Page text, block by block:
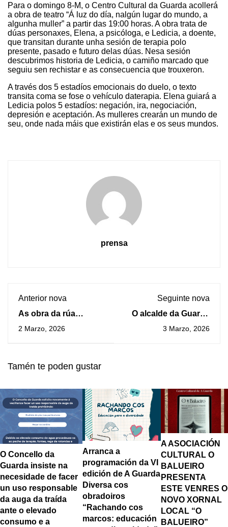
Para o domingo 8-M, o Centro Cultural da Guarda acollerá
a obra de teatro “Á luz do día, nalgún lugar do mundo, a
algunha muller” a partir das 19:00 horas. A obra trata de
dúas personaxes, Elena, a psicóloga, e Ledicia, a doente,
que transitan durante unha sesión de terapia polo
presente, pasado e futuro delas dúas. Nesa sesión
descubrimos historia de Ledicia, o camiño marcado que
seguiu sen rechistar e as consecuencia que trouxeron.
A través dos 5 estadíos emocionais do duelo, o texto
transita coma se fose o vehículo daterapia. Elena guiará a
Ledicia polos 5 estadíos: negación, ira, negociación,
depresión e aceptación. As mulleres crearán un mundo de
seu, onde nada máis que existirán elas e os seus mundos.
prensa
Anterior nova
As obra da rúa
Rosalía de Castro
Alameda
2 Marzo, 2026
Seguinte nova
O alcalde da Guarda
visita ‘A máis bonita’
3 Marzo, 2026
Tamén te poden gustar
O Concello da
Guarda insiste na
necesidade de facer
un uso responsable
da auga da traída
ante o elevado
consumo e a
Arranca a
programación da VI
edición de A Guarda
Diversa cos
obradoiros
“Rachando cos
marcos: educación
A ASOCIACIÓN
CULTURAL O
BALUEIRO
PRESENTA
ESTE VENRES O
NOVO XORNAL
LOCAL “O
BALUEIRO”